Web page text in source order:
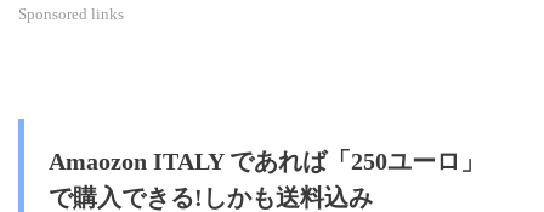
Sponsored links
Amaozon ITALY であれば「250ユーロ」
で購入できる!しかも送料込み